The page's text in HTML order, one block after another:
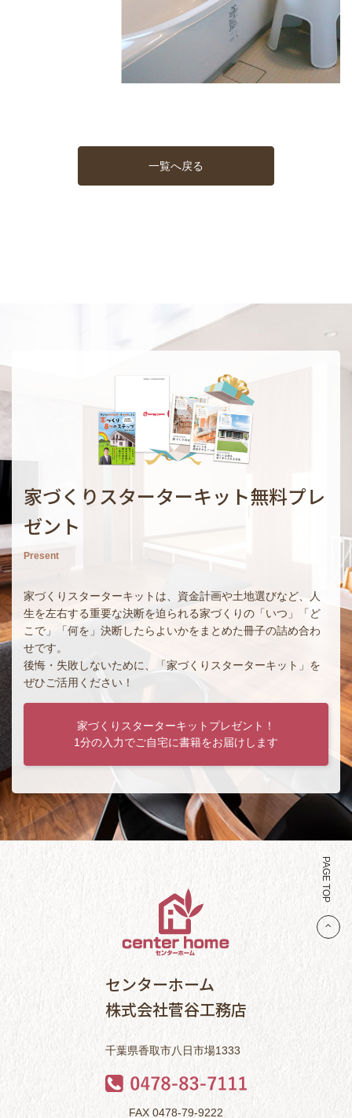
一覧へ戻る
家づくりスターターキット無料プレ
ゼント
Present
家づくりスターターキットは、資金計画や土地選びなど、人
生を左右する重要な決断を迫られる家づくりの「いつ」「ど
こで」「何を」決断したらよいかをまとめた冊子の詰め合わ
せです。
後悔・失敗しないために、「家づくりスターターキット」を
ぜひご活用ください！
家づくりスターターキットプレゼント！
1分の入力でご自宅に書籍をお届けします
PAGE TOP
センターホーム
株式会社菅谷工務店
千葉県香取市八日市場1333
FAX 0478-79-9222